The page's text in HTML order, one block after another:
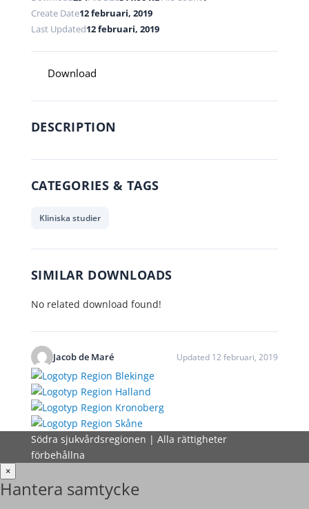
Create Date12 februari, 2019
Last Updated12 februari, 2019
Download
DESCRIPTION
CATEGORIES & TAGS
Kliniska studier
SIMILAR DOWNLOADS
No related download found!
Jacob de Maré Updated 12 februari, 2019
Södra sjukvårdsregionen | Alla rättigheter
förbehållna
×
Hantera samtycke